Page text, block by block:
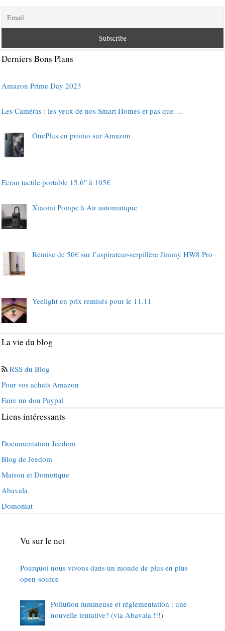
Derniers Bons Plans
Amazon Prime Day 2023
Les Caméras : les yeux de nos Smart Homes et pas que …
OnePlus en promo sur Amazon
Ecran tactile portable 15.6″ à 105€
Xiaomi Pompe à Air automatique
Remise de 50€ sur l’aspirateur-serpillère Jimmy HW8 Pro
Yeelight en prix remisés pour le 11.11
La vie du blog
RSS du Blog
Pour vos achats Amazon
Faire un don Paypal
Liens intéressants
Documentation Jeedom
Blog de Jeedom
Maison et Domotique
Abavala
Domomat
Vu sur le net
Pourquoi nous vivons dans un monde de plus en plus
open-source
Pollution lumineuse et réglementation : une
nouvelle tentative? (via Abavala !!!)